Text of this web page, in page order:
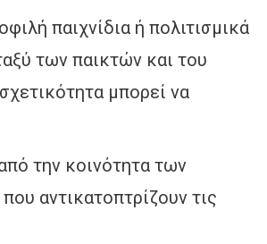
παιχνίδια ή πολιτισμικά
των παικτών και του
μπορεί να
την κοινότητα των
αντικατοπτρίζουν τις